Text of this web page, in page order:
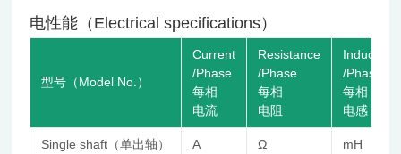
电性能（Electrical specifications）
型号（Model No.）
Current
/Phase
每相
电流
Resistance
/Phase
每相
电阻
/Phase
每相
电感
Single shaft（单出轴） A Ω mH